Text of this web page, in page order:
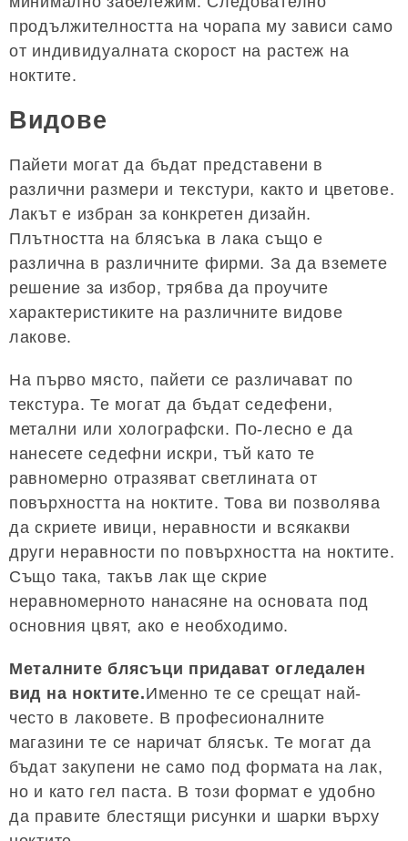
продължителността на чорапа му зависи само
от индивидуалната скорост на растеж на
ноктите.
Видове
Пайети могат да бъдат представени в
различни размери и текстури, както и цветове.
Лакът е избран за конкретен дизайн.
Плътността на блясъка в лака също е
различна в различните фирми. За да вземете
решение за избор, трябва да проучите
характеристиките на различните видове
лакове.
На първо място, пайети се различават по
текстура. Те могат да бъдат седефени,
метални или холографски. По-лесно е да
нанесете седефни искри, тъй като те
равномерно отразяват светлината от
повърхността на ноктите. Това ви позволява
да скриете ивици, неравности и всякакви
други неравности по повърхността на ноктите.
Също така, такъв лак ще скрие
неравномерното нанасяне на основата под
основния цвят, ако е необходимо.
Металните блясъци придават огледален
вид на ноктите.Именно те се срещат най-
често в лаковете. В професионалните
магазини те се наричат ​​блясък. Те могат да
бъдат закупени не само под формата на лак,
но и като гел паста. В този формат е удобно
да правите блестящи рисунки и шарки върху